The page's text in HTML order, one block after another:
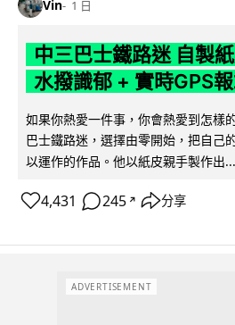
Vin 1 日
中三巴士鐵路迷 自製
水撥識郁 + 實時GPS
如果你熱愛一件事，你會熱愛到怎樣
巴士鐵路迷，選擇由零開始，把自己
以運作的作品。他以紙皮親手製作出...
4,431 245 ↗ 分享
ADVERTISEMENT